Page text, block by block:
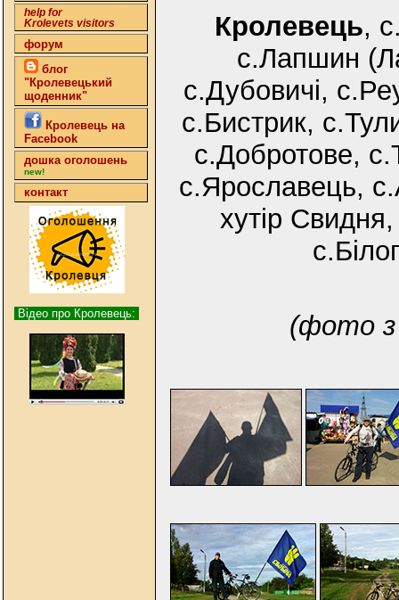
help for
Krolevets visitors
форум
блог
"Кролевецький
щоденник"
Кролевець на
Facebook
дошка оголошень
new!
контакт
Відео про Кролевець:
Кролевець,
с.Лапшин
с.Дубовичі,
с.Бистрик,
с.Добротове,
с.Ярославець,
хутір
(фото